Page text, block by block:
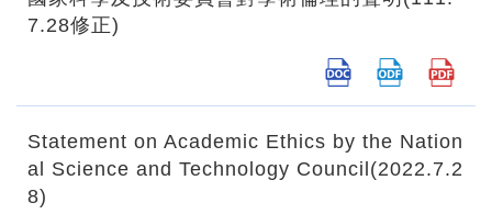
7.28修正)
Statement on Academic Ethics by the Nation
al Science and Technology Council(2022.7.2
8)